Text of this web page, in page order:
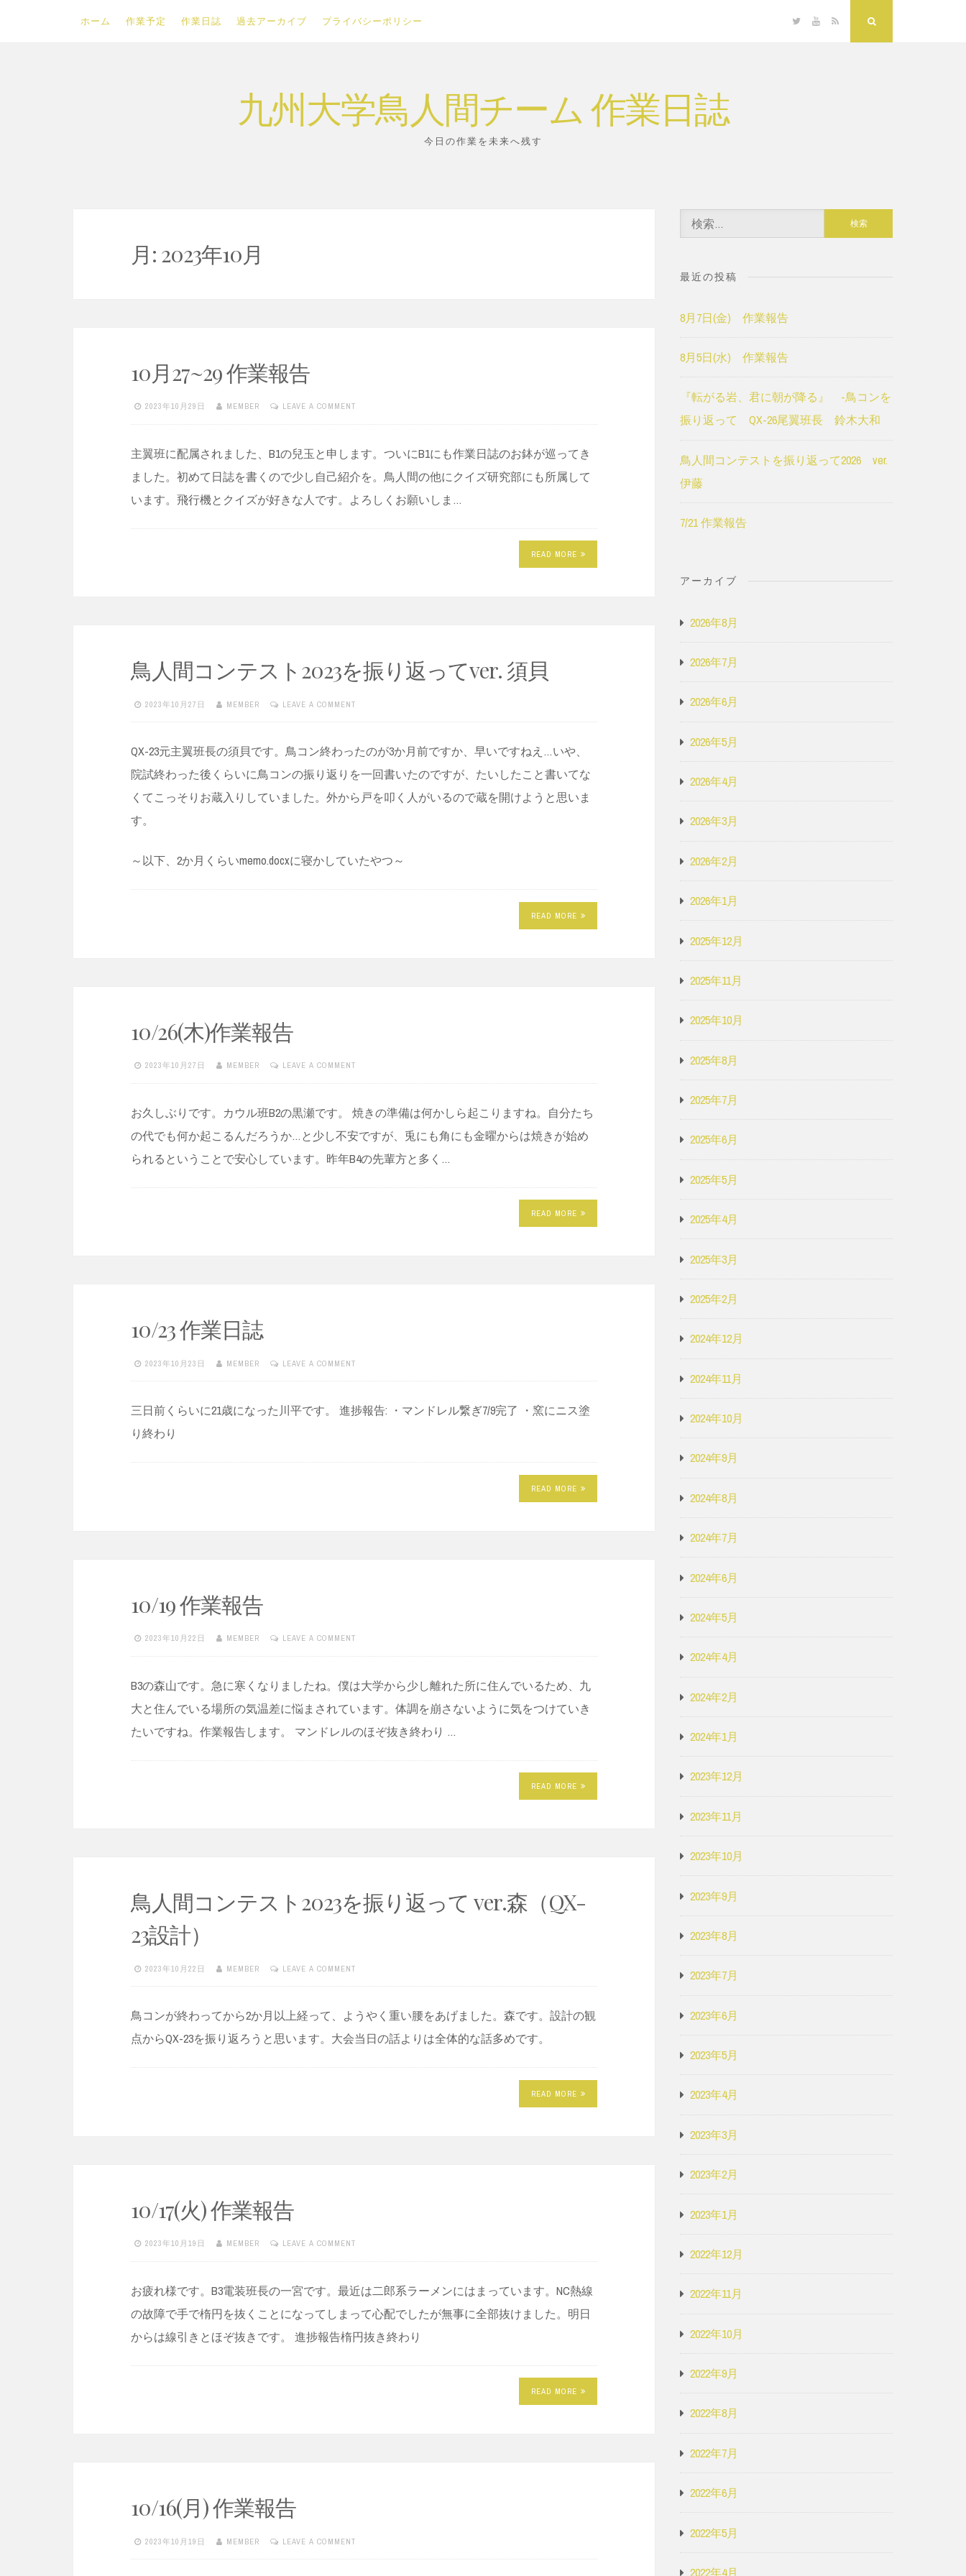
ホーム 作業予定 作業日誌 過去アーカイブ プライバシーポリシー TwitterYouTube
RSS
九州大学鳥人間チーム 作業日誌
今日の作業を未来へ残す
月: 2023年10月
10月27~29 作業報告
2023年10月29日 MEMBER LEAVE A COMMENT
主翼班に配属されました、B1の兒玉と申します。ついにB1にも作業日誌のお鉢が巡ってき
ました。初めて日誌を書くので少し自己紹介を。鳥人間の他にクイズ研究部にも所属して
います。飛行機とクイズが好きな人です。よろしくお願いしま…
READ MORE
鳥人間コンテスト2023を振り返ってver. 須貝
2023年10月27日 MEMBER LEAVE A COMMENT
QX-23元主翼班長の須貝です。鳥コン終わったのが3か月前ですか、早いですねえ…いや、
院試終わった後くらいに鳥コンの振り返りを一回書いたのですが、たいしたこと書いてな
くてこっそりお蔵入りしていました。外から戸を叩く人がいるので蔵を開けようと思いま
す。
～以下、2か月くらいmemo.docxに寝かしていたやつ～
READ MORE
10/26(木)作業報告
2023年10月27日 MEMBER LEAVE A COMMENT
お久しぶりです。カウル班B2の黒瀬です。 焼きの準備は何かしら起こりますね。自分たち
の代でも何か起こるんだろうか…と少し不安ですが、兎にも角にも金曜からは焼きが始め
られるということで安心しています。昨年B4の先輩方と多く…
READ MORE
10/23 作業日誌
2023年10月23日 MEMBER LEAVE A COMMENT
三日前くらいに21歳になった川平です。 進捗報告: ・マンドレル繋ぎ7/9完了 ・窯にニス塗
り終わり
READ MORE
10/19 作業報告
2023年10月22日 MEMBER LEAVE A COMMENT
B3の森山です。急に寒くなりましたね。僕は大学から少し離れた所に住んでいるため、九
大と住んでいる場所の気温差に悩まされています。体調を崩さないように気をつけていき
たいですね。作業報告します。 マンドレルのほぞ抜き終わり …
READ MORE
鳥人間コンテスト2023を振り返って ver.森（QX-
23設計）
2023年10月22日 MEMBER LEAVE A COMMENT
鳥コンが終わってから2か月以上経って、ようやく重い腰をあげました。森です。設計の観
点からQX-23を振り返ろうと思います。大会当日の話よりは全体的な話多めです。
READ MORE
10/17(火) 作業報告
2023年10月19日 MEMBER LEAVE A COMMENT
お疲れ様です。B3電装班長の一宮です。最近は二郎系ラーメンにはまっています。NC熱線
の故障で手で楕円を抜くことになってしまって心配でしたが無事に全部抜けました。明日
からは線引きとほぞ抜きです。 進捗報告楕円抜き終わり
READ MORE
10/16(月) 作業報告
2023年10月19日 MEMBER LEAVE A COMMENT
索:
最近の投稿
8月7日(金) 作業報告
8月5日(水) 作業報告
『転がる岩、君に朝が降る』 -鳥コンを
振り返って QX-26尾翼班長 鈴木大和
鳥人間コンテストを振り返って2026 ver.
伊藤
7/21 作業報告
アーカイブ
2026年8月
2026年7月
2026年6月
2026年5月
2026年4月
2026年3月
2026年2月
2026年1月
2025年12月
2025年11月
2025年10月
2025年8月
2025年7月
2025年6月
2025年5月
2025年4月
2025年3月
2025年2月
2024年12月
2024年11月
2024年10月
2024年9月
2024年8月
2024年7月
2024年6月
2024年5月
2024年4月
2024年2月
2024年1月
2023年12月
2023年11月
2023年10月
2023年9月
2023年8月
2023年7月
2023年6月
2023年5月
2023年4月
2023年3月
2023年2月
2023年1月
2022年12月
2022年11月
2022年10月
2022年9月
2022年8月
2022年7月
2022年6月
2022年5月
2022年4月